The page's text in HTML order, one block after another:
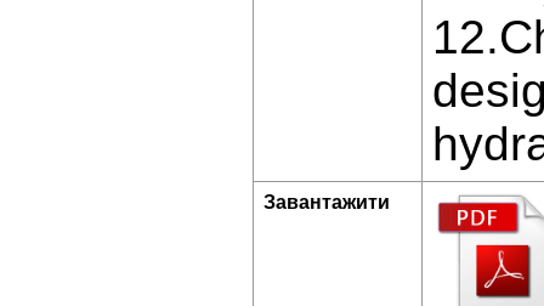
Завантажити